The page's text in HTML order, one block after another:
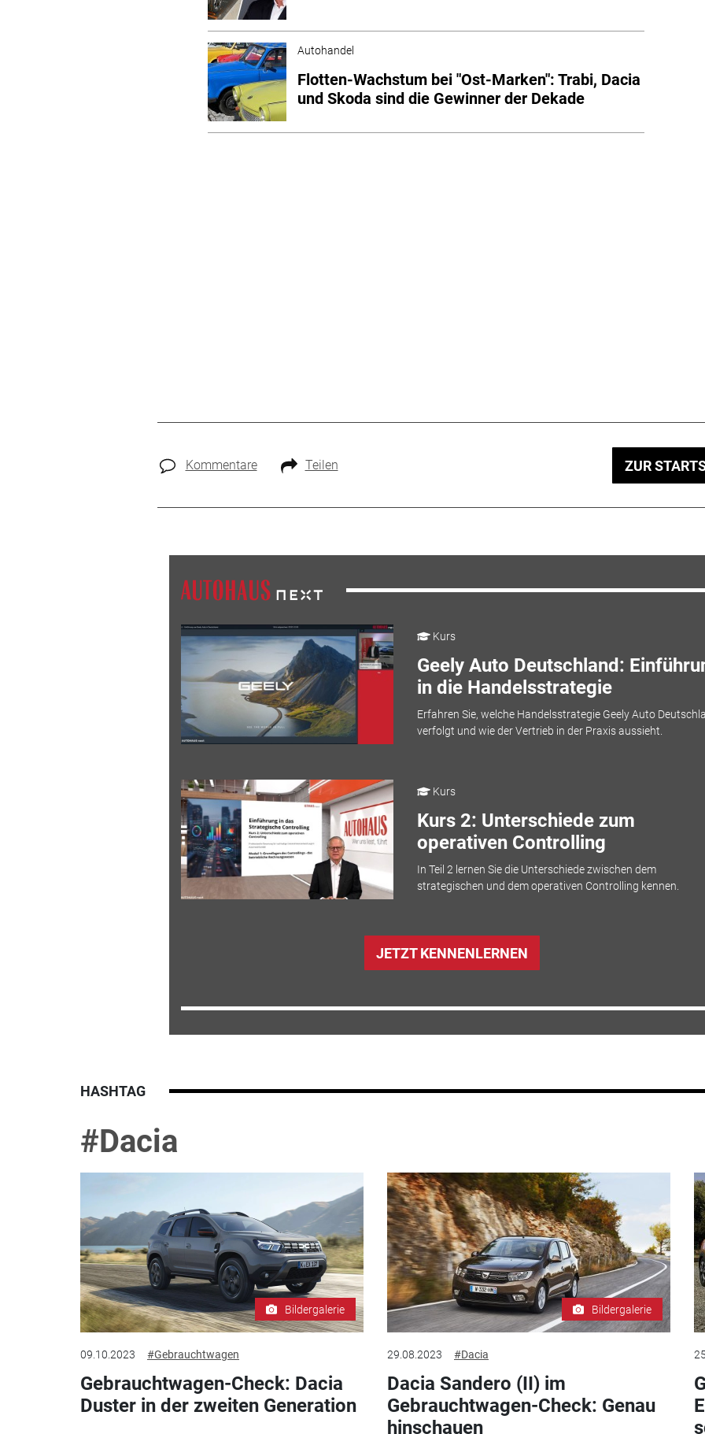
Autohandel
Flotten-Wachstum bei "Ost-Marken": Trabi, Dacia
und Skoda sind die Gewinner der Dekade
Kommentare Teilen ZUR
Kurs
Geely Auto Deutschland:
in die Handelsstrategie
Erfahren Sie, welche Handelsstrategie Geely Auto
verfolgt und wie der Vertrieb in der Praxis aussieht.
Kurs
Kurs 2: Unterschiede zum
operativen Controlling
In Teil 2 lernen Sie die Unterschiede zwischen dem
strategischen und dem operativen Controlling kennen.
JETZT KENNENLERNEN
HASHTAG
#Dacia
Bildergalerie
09.10.2023 #Gebrauchtwagen
Gebrauchtwagen-Check: Dacia
Duster in der zweiten Generation
Bildergalerie
29.08.2023 #Dacia
Dacia Sandero (II) im
Gebrauchtwagen-Check: Genau
hinschauen